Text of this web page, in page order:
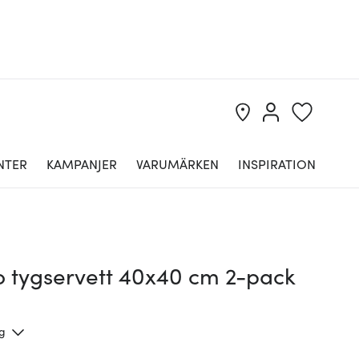
KAMPANJER VARUMÄRKEN INSPIRATION
tygservett 40x40 cm 2-pack